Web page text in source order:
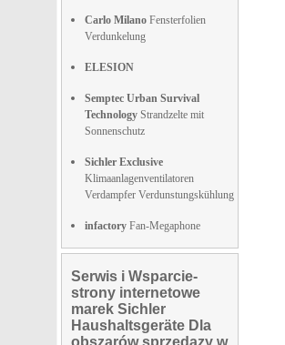
Carlo Milano Fensterfolien
Verdunkelung
ELESION
Semptec Urban Survival
Technology Strandzelte mit
Sonnenschutz
Sichler Exclusive
Klimaanlagenventilatoren
Verdampfer Verdunstungskühlung
infactory Fan-Megaphone
Serwis i Wsparcie-
strony internetowe
marek Sichler
Haushaltsgeräte Dla
obszarów sprzedazy w